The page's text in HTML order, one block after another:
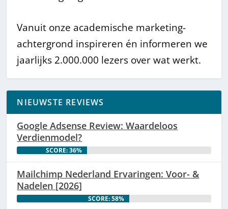
Vanuit onze academische marketing-
achtergrond inspireren én informeren we
jaarlijks 2.000.000 lezers over wat werkt.
NIEUWSTE REVIEWS
Google Adsense Review: Waardeloos
Verdienmodel?
SCORE: 36%
Mailchimp Nederland Ervaringen: Voor- &
Nadelen [2026]
SCORE: 58%